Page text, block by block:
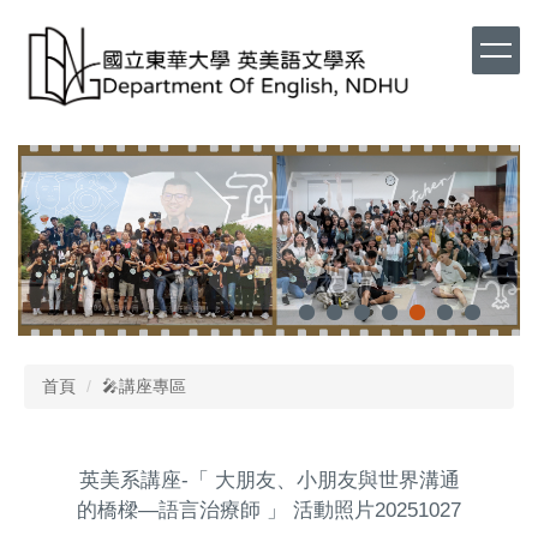
首頁 🎤講座專區
英美系講座-「 大朋友、小朋友與世界溝通
的橋樑—語言治療師 」 活動照片20251027